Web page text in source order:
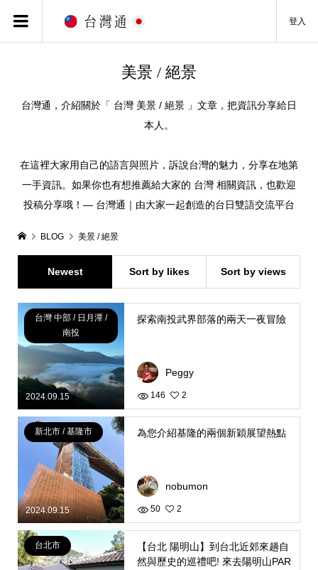
登入
美景 / 絕景
台灣通，介紹關於「 台灣 美景 / 絕景 」文章，把資訊分享給日
本人。
在這裡大家用自己的語言與照片，訴說台灣的魅力，分享在地第
一手資訊。如果你也有想推薦給大家的 台灣 相關資訊，也歡迎
投稿分享哦！— 台灣通｜由大家一起創造的台日雙語交流平台
BLOG 美景 / 絕景
Newest Sort by likes Sort by views
2024.09.15
台灣 中部 / 日月潭 /
南投
探索南投武界部落的兩天一夜冒險
Peggy
146 2
2024.09.15
新北市 / 基隆市 為您介紹基隆的兩個新穎展望熱點
nobumon
50 2
台北市
【台北 陽明山】到台北近郊來趟自
然與歷史的巡禮吧! 來去陽明山PAR